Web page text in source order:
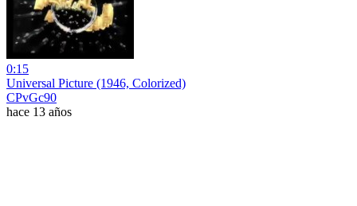
0:15
Universal Picture (1946, Colorized)
CPvGc90
hace 13 años